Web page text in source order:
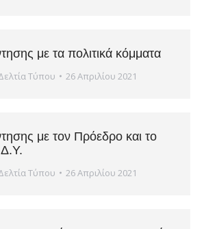
με τα πολιτικά κόμματα
Τύπου 26 Απριλίου 2021
με τον Πρόεδρο και το
Τύπου 26 Απριλίου 2021